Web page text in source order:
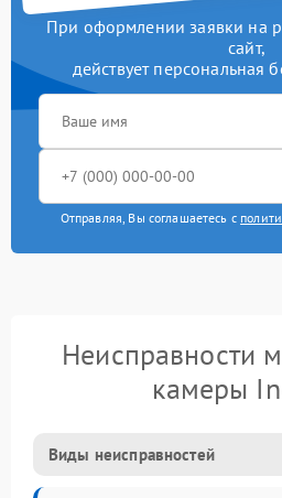
При оформлении заявки на
сайт,
действует персональная
Отправляя, Вы соглашаетесь с
Неисправности
камеры
Виды неисправностей